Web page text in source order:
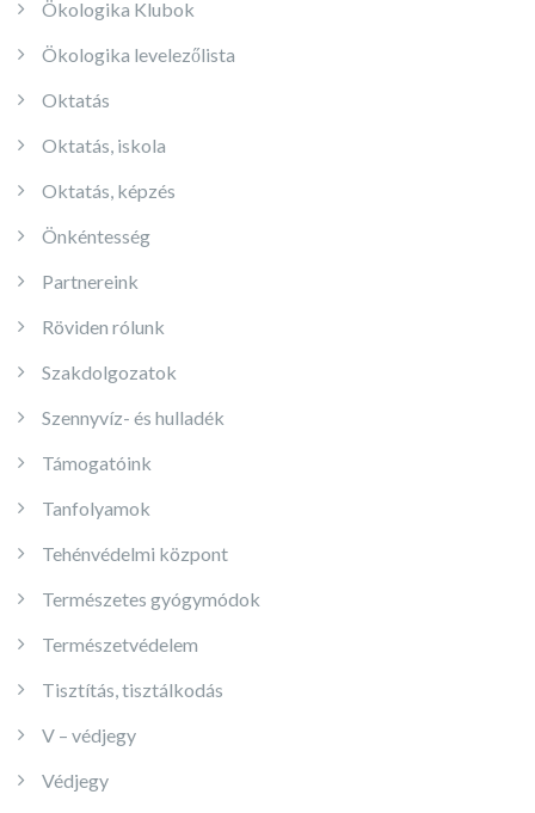
Ökologika Klubok
Ökologika levelezőlista
Oktatás
Oktatás, iskola
Oktatás, képzés
Önkéntesség
Partnereink
Röviden rólunk
Szakdolgozatok
Szennyvíz- és hulladék
Támogatóink
Tanfolyamok
Tehénvédelmi központ
Természetes gyógymódok
Természetvédelem
Tisztítás, tisztálkodás
V – védjegy
Védjegy